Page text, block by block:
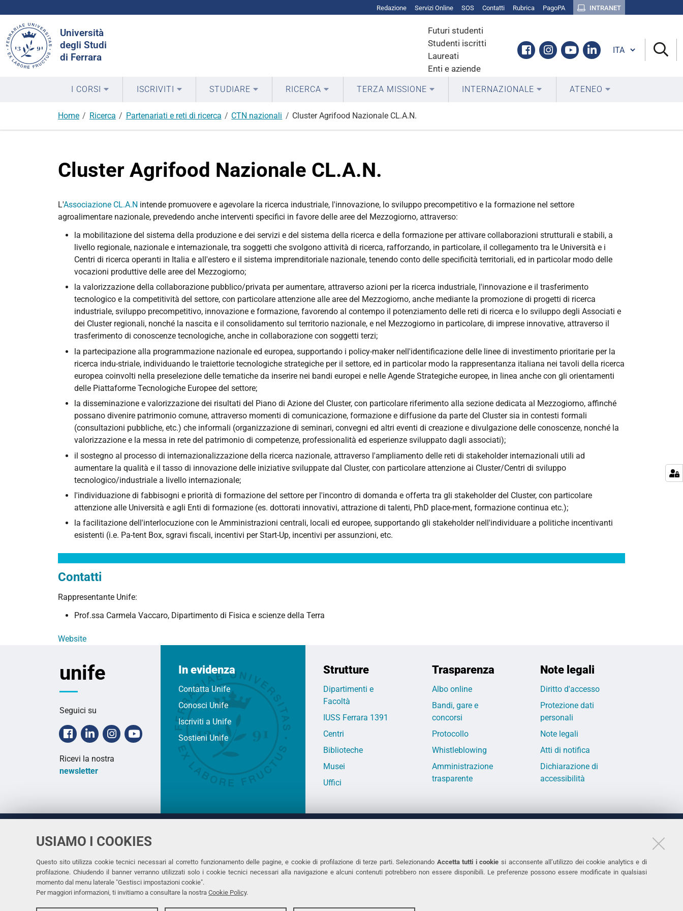
USIAMO I COOKIES
Questo sito utilizza cookie tecnici necessari al corretto funzionamento delle pagine, e cookie di profilazione di terze parti. Selezionando Accetta tutti i cookie si acconsente all’utilizzo dei cookie analytics e di
profilazione. Chiudendo il banner verranno utilizzati solo i cookie tecnici necessari alla navigazione e alcuni contenuti potrebbero non essere disponibili. Le preferenze possono essere modificate in qualsiasi
momento dal menu laterale "Gestisci impostazioni cookie".
Per maggiori informazioni, ti invitiamo a consultare la nostra Cookie Policy.
Redazione Servizi Online SOS Contatti Rubrica PagoPA INTRANET
Università
degli Studi
di Ferrara
Futuri studenti
Studenti iscritti
Laureati
Enti e aziende
Facebook
Instagram
YoutubeLinkedin
nel
sito
Cambia lingua
I CORSI ISCRIVITI STUDIARE RICERCA TERZA MISSIONE INTERNAZIONALE ATENEO
Home Ricerca Partenariati e reti di ricerca CTN nazionali Cluster Agrifood Nazionale CL.A.N.
Cluster Agrifood Nazionale CL.A.N.
L'Associazione CL.A.N intende promuovere e agevolare la ricerca industriale, l'innovazione, lo sviluppo precompetitivo e la formazione nel settore
agroalimentare nazionale, prevedendo anche interventi specifici in favore delle aree del Mezzogiorno, attraverso:
la mobilitazione del sistema della produzione e dei servizi e del sistema della ricerca e della formazione per attivare collaborazioni strutturali e stabili, a
livello regionale, nazionale e internazionale, tra soggetti che svolgono attività di ricerca, rafforzando, in particolare, il collegamento tra le Università e i
Centri di ricerca operanti in Italia e all'estero e il sistema imprenditoriale nazionale, tenendo conto delle specificità territoriali, ed in particolar modo delle
vocazioni produttive delle aree del Mezzogiorno;
la valorizzazione della collaborazione pubblico/privata per aumentare, attraverso azioni per la ricerca industriale, l'innovazione e il trasferimento
tecnologico e la competitività del settore, con particolare attenzione alle aree del Mezzogiorno, anche mediante la promozione di progetti di ricerca
industriale, sviluppo precompetitivo, innovazione e formazione, favorendo al contempo il potenziamento delle reti di ricerca e lo sviluppo degli Associati e
dei Cluster regionali, nonché la nascita e il consolidamento sul territorio nazionale, e nel Mezzogiorno in particolare, di imprese innovative, attraverso il
trasferimento di conoscenze tecnologiche, anche in collaborazione con soggetti terzi;
la partecipazione alla programmazione nazionale ed europea, supportando i policy-maker nell'identificazione delle linee di investimento prioritarie per la
ricerca indu-striale, individuando le traiettorie tecnologiche strategiche per il settore, ed in particolar modo la rappresentanza italiana nei tavoli della ricerca
europea coinvolti nella preselezione delle tematiche da inserire nei bandi europei e nelle Agende Strategiche europee, in linea anche con gli orientamenti
delle Piattaforme Tecnologiche Europee del settore;
la disseminazione e valorizzazione dei risultati del Piano di Azione del Cluster, con particolare riferimento alla sezione dedicata al Mezzogiorno, affinché
possano divenire patrimonio comune, attraverso momenti di comunicazione, formazione e diffusione da parte del Cluster sia in contesti formali
(consultazioni pubbliche, etc.) che informali (organizzazione di seminari, convegni ed altri eventi di creazione e divulgazione delle conoscenze, nonché la
valorizzazione e la messa in rete del patrimonio di competenze, professionalità ed esperienze sviluppato dagli associati);
il sostegno al processo di internazionalizzazione della ricerca nazionale, attraverso l'ampliamento delle reti di stakeholder internazionali utili ad
aumentare la qualità e il tasso di innovazione delle iniziative sviluppate dal Cluster, con particolare attenzione ai Cluster/Centri di sviluppo
tecnologico/industriale a livello internazionale;
l'individuazione di fabbisogni e priorità di formazione del settore per l'incontro di domanda e offerta tra gli stakeholder del Cluster, con particolare
attenzione alle Università e agli Enti di formazione (es. dottorati innovativi, attrazione di talenti, PhD place-ment, formazione continua etc.);
la facilitazione dell'interlocuzione con le Amministrazioni centrali, locali ed europee, supportando gli stakeholder nell'individuare a politiche incentivanti
esistenti (i.e. Pa-tent Box, sgravi fiscali, incentivi per Start-Up, incentivi per assunzioni, etc.
Contatti
Rappresentante Unife:
Prof.ssa Carmela Vaccaro, Dipartimento di Fisica e scienze della Terra
Website
unife
Seguici su
Facebook
LinkedinInstagramYoutube
Ricevi la nostra
newsletter
In evidenza
Contatta Unife
Conosci Unife
Iscriviti a Unife
Sostieni Unife
Strutture
Dipartimenti e
Facoltà
IUSS Ferrara 1391
Centri
Biblioteche
Musei
Uffici
Trasparenza
Albo online
Bandi, gare e
concorsi
Protocollo
Whistleblowing
Amministrazione
trasparente
Note legali
Diritto d'accesso
Protezione dati
personali
Note legali
Atti di notifica
Dichiarazione di
accessibilità
Università
di Ferrara
Rettrice: Prof.ssa Laura Ramaciotti
via Ludovico Ariosto, 35 - 44121 Ferrara
C.F. 80007370382 - P.IVA 00434690384
Tel. +39 0532 293111
Fax. +39 0532 293031
Accessibilità
Protezione dati personali